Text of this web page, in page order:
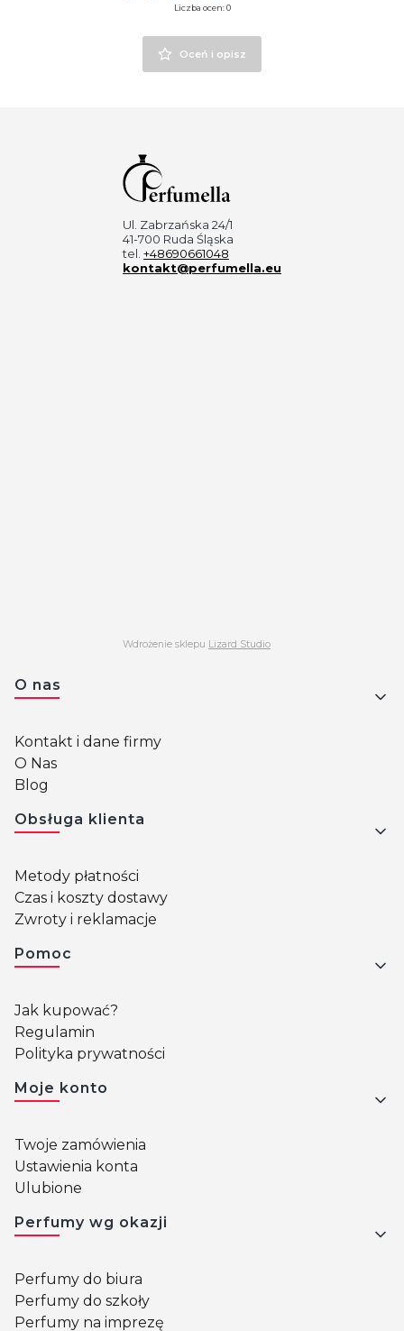
Liczba ocen: 0
Oceń i opisz
Ul. Zabrzańska 24/1
41-700 Ruda Śląska
tel. +48690661048
kontakt@perfumella.eu
Wdrożenie sklepu Lizard Studio
Linki w stopce
O nas
Kontakt i dane firmy
O Nas
Blog
Obsługa klienta
Metody płatności
Czas i koszty dostawy
Zwroty i reklamacje
Pomoc
Jak kupować?
Regulamin
Polityka prywatności
Moje konto
Twoje zamówienia
Ustawienia konta
Ulubione
Perfumy wg okazji
Perfumy do biura
Perfumy do szkoły
Perfumy na imprezę